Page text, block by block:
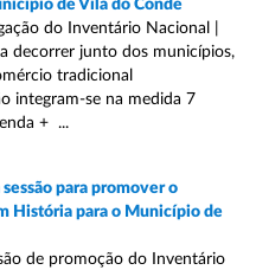
de Vila do Conde
do Inventário Nacional |
decorrer junto dos municípios,
tradicional
integram-se na medida 7
+ ...
para promover o
História para o Município de
de promoção do Inventário